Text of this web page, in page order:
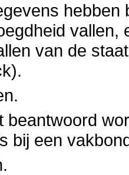
vallen,
van de
beantwoord
bij een